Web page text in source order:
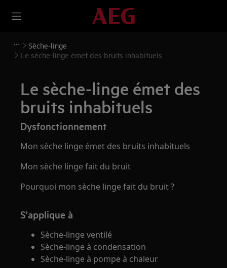
Sèche-linge
Le sèche-linge émet des bruits inhabituels
Le sèche-linge émet des
bruits inhabituels
Dysfonctionnement
Mon sèche linge émet des bruits inhabituels
Mon sèche linge fait du bruit
Pourquoi mon sèche linge fait du bruit ?
S'applique à
Sèche-linge ventilé
Sèche-linge à condensation
Sèche-linge à pompe à chaleur